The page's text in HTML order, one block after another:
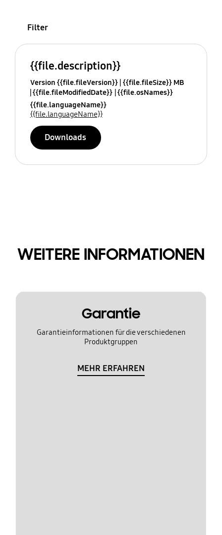
Filter
{{file.description}}
Version {{file.fileVersion}} {{file.fileSize}} MB
{{file.fileModifiedDate}} {{file.osNames}}
{{file.languageName}}
{{file.languageName}}
Downloads
WEITERE INFORMATIONEN
Garantie
Garantieinformationen für die verschiedenen
Produktgruppen
MEHR ERFAHREN